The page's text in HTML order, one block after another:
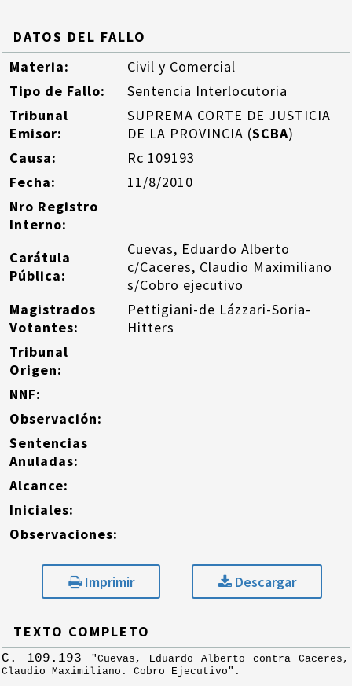
DATOS DEL FALLO
Materia:
Civil y Comercial
Tipo de Fallo:
Sentencia Interlocutoria
Tribunal
Emisor:
SUPREMA CORTE DE JUSTICIA
DE LA PROVINCIA (SCBA)
Causa:
Rc 109193
Fecha:
11/8/2010
Nro Registro
Interno:
Carátula
Pública:
Cuevas, Eduardo Alberto
c/Caceres, Claudio Maximiliano
s/Cobro ejecutivo
Magistrados
Votantes:
Pettigiani-de Lázzari-Soria-
Hitters
Tribunal
Origen:
NNF:
Observación:
Sentencias
Anuladas:
Alcance:
Iniciales:
Observaciones:
Imprimir Descargar
TEXTO COMPLETO
C. 109.193
"Cuevas, Eduardo Alberto contra Caceres,
Claudio Maximiliano. Cobro Ejecutivo".